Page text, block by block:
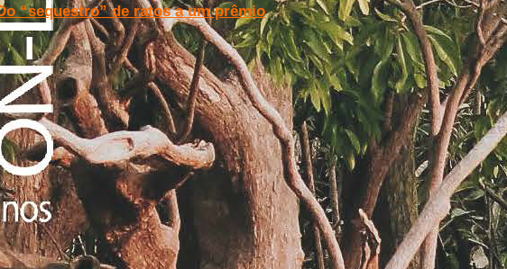
“sequestro” de ratos a um prêmio